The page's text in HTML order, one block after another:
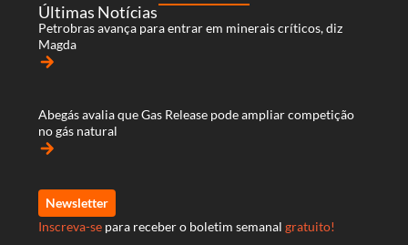
Últimas Notícias
Petrobras avança para entrar em minerais críticos, diz
Magda
arrow_forward
Abegás avalia que Gas Release pode ampliar competição
no gás natural
arrow_forward
Newsletter
Inscreva-se para receber o boletim semanal gratuito!